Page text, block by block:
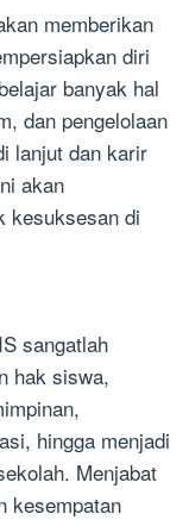
memberikan
diri
banyak hal
dan pengelolaan
lanjut dan karir
akan
kesuksesan di
sangatlah
hak siswa,
hingga menjadi
Menjabat
kesempatan